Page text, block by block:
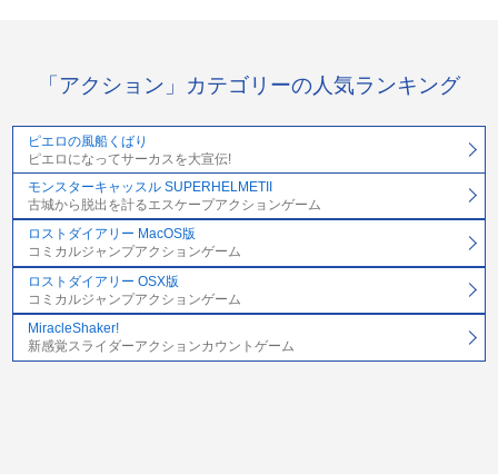
「アクション」カテゴリーの人気ランキング
ピエロの風船くばり
ピエロになってサーカスを大宣伝!
モンスターキャッスル SUPERHELMETII
古城から脱出を計るエスケープアクションゲーム
ロストダイアリー MacOS版
コミカルジャンプアクションゲーム
ロストダイアリー OSX版
コミカルジャンプアクションゲーム
MiracleShaker!
新感覚スライダーアクションカウントゲーム